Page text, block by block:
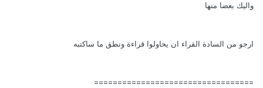
واليك بعضا منها
ارجو من السادة القراء ان يحاولوا قراءة ونطق ما ساكتبه
==================================